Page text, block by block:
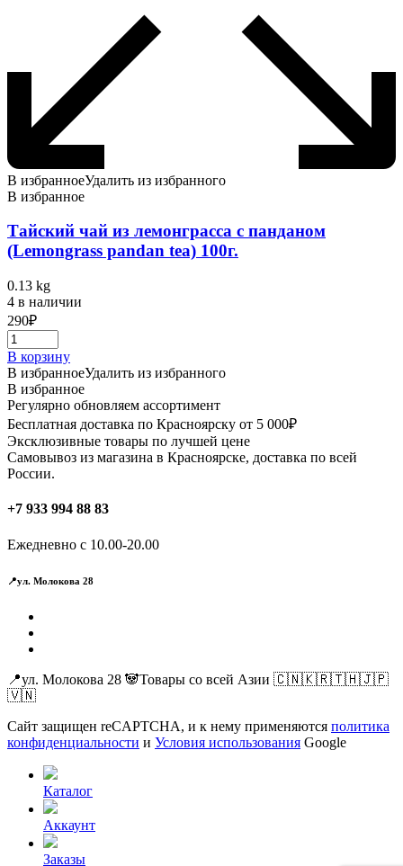
В избранноеУдалить из избранного
В избранное
Тайский чай из лемонграсса с панданом
(Lemongrass pandan tea) 100г.
0.13 kg
4 в наличии
290₽
В корзину
В избранноеУдалить из избранного
В избранное
Регулярно обновляем ассортимент
Бесплатная доставка по Красноярску от 5 000₽
Эксклюзивные товары по лучшей цене
Самовывоз из магазина в Красноярске, доставка по всей
России.
+7 933 994 88 83
Ежедневно с 10.00-20.00
📍ул. Молокова 28
📍ул. Молокова 28 🐼Товары со всей Азии 🇨🇳🇰🇷🇹🇭🇯🇵
🇻🇳
Сайт защищен reCAPTCHA, и к нему применяются политика
конфиденциальности и Условия использования Google
Каталог
Аккаунт
Заказы